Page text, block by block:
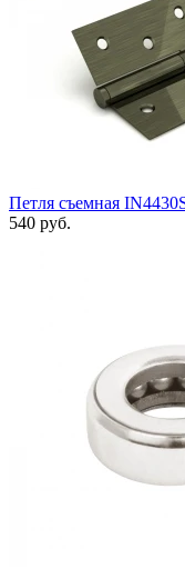
Петля съемная
540 руб.